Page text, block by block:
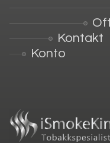
Kontakt
Konto